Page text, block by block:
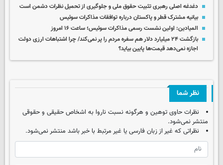
دغدغه اصلی رهبری تثبیت حقوق ملی و جلوگیری از تحمیل نظرات دشمن است
بیانیه مشترک قطر و پاکستان درباره توافقات مذاکرات سوئیس
المیادین: اولین نشست رسمی مذاکرات سوئیس؛ ساعت ۱۶ امروز
بازگشت ۲۴ میلیارد دلار هم سفره مردم را پر نمی‌کند/ چرا اشتباهات ارزی دولت
اجازه نمی‌دهد قیمت‌ها پایین بیاید؟
نظر شما
نظرات حاوی توهین و هرگونه نسبت ناروا به اشخاص حقیقی و حقوقی
منتشر نمی‌شود.
نظراتی که غیر از زبان فارسی یا غیر مرتبط با خبر باشد منتشر نمی‌شود.